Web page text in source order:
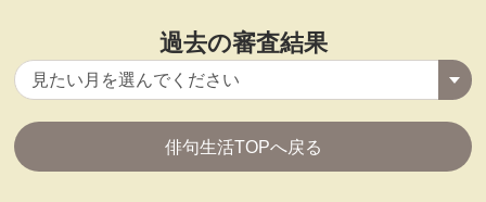
過去の審査結果
俳句生活TOPへ戻る